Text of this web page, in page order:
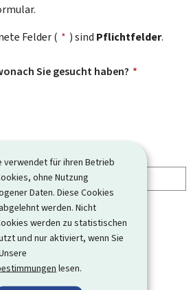
verwendet für ihren Betrieb
ohne Nutzung
Daten. Diese Cookies
werden. Nicht
werden zu statistischen
und nur aktiviert, wenn Sie
lesen.
Felder ( * ) sind Pflichtfelder.
Sie gesucht haben? *